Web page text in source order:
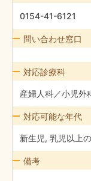
0154-41-6121
問い合わせ窓口
対応診療科
産婦人科／小児外
対応可能な年代
新生児, 乳児以上
備考